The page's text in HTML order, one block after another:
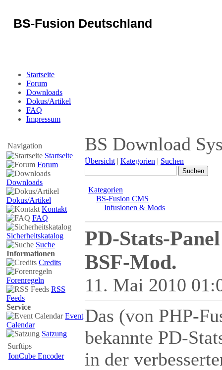
BS-Fusion Deutschland
Startseite
Forum
Downloads
Dokus/Artikel
FAQ
Impressum
Navigation
Startseite
Forum
Downloads
Dokus/Artikel
Kontakt
FAQ
Sicherheitskatalog
Suche
Informationen
Credits
Forenregeln
RSS
Feeds
Service
Event
Calendar
Satzung
Surftips
IonCube Encoder
BS Download
Übersicht | Kategorien | Suchen
Kategorien
BS-Fusion CMS
Infusionen & Mods
PD-Stats-
BSF-Mod.
11. Mai 2010
Das (von PHP-
bekannte PD-
in der